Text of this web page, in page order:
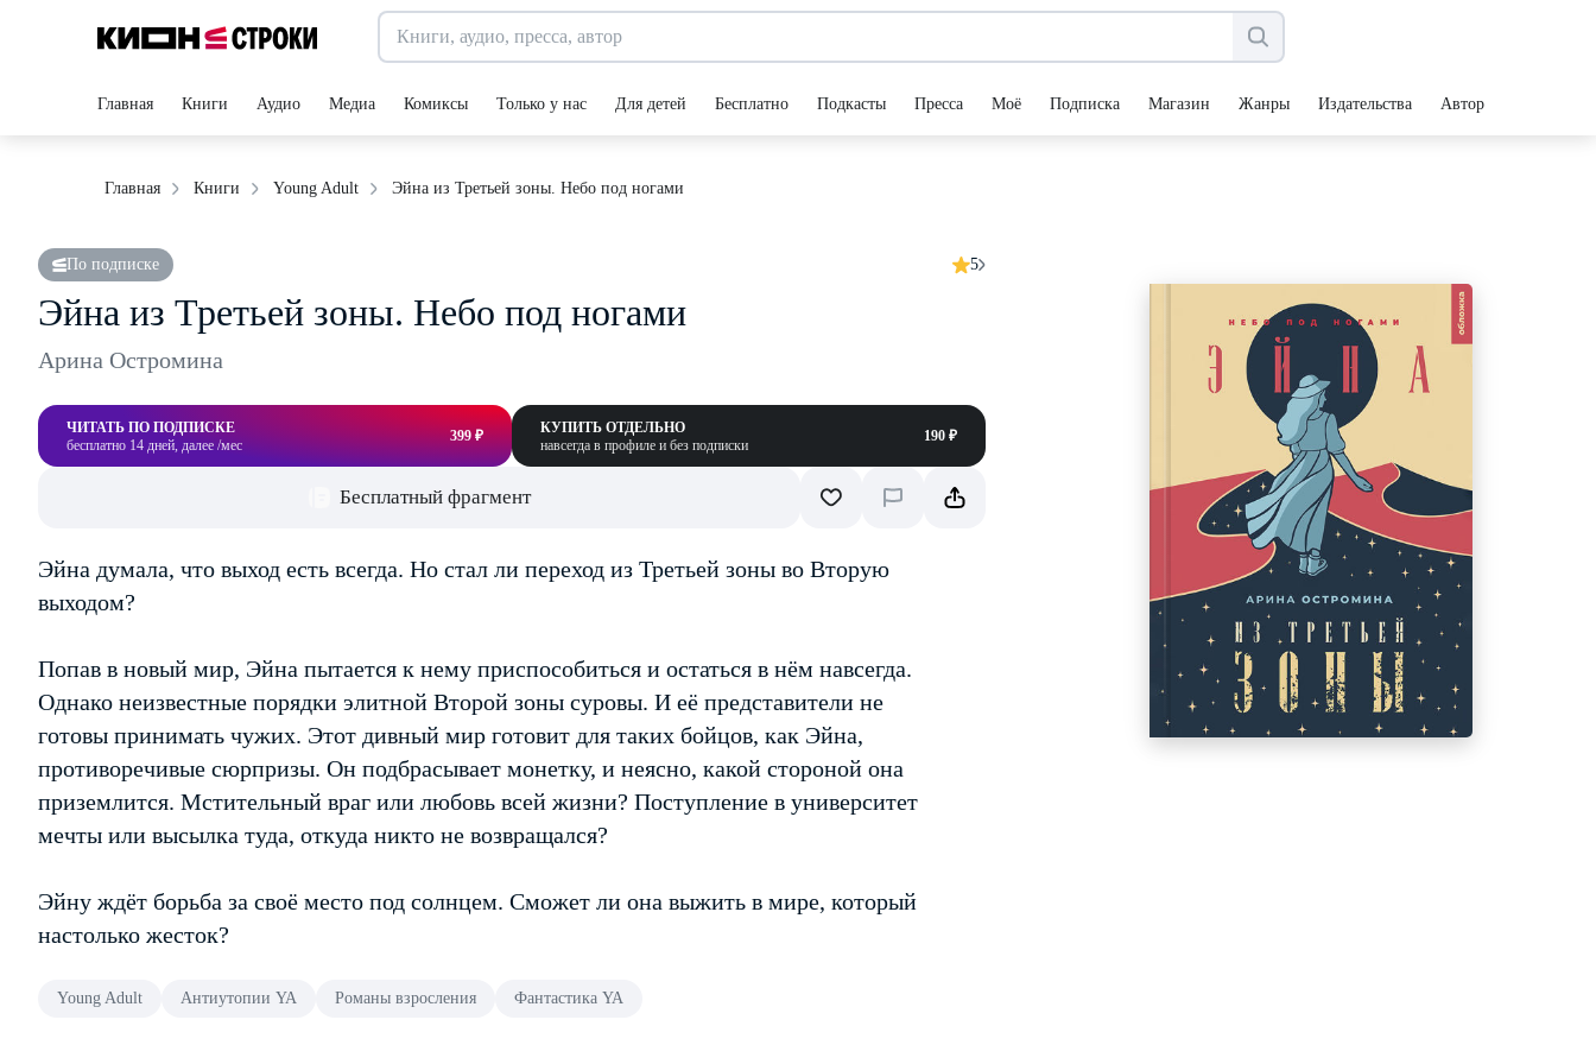
Главная Книги Аудио Медиа Комиксы Только у нас Для детей Бесплатно Подкасты Пресса Моё Подписка Магазин Жанры Издательства Авторы
Главная Книги Young Adult Эйна из Третьей зоны. Небо под ногами
По подписке 5
Эйна из Третьей зоны. Небо под ногами
Арина Остромина
ЧИТАТЬ ПО ПОДПИСКЕ
бесплатно 14 дней, далее /мес
399 ₽
КУПИТЬ ОТДЕЛЬНО
навсегда в профиле и без подписки
190 ₽
Бесплатный фрагмент
Эйна думала, что выход есть всегда. Но стал ли переход из Третьей зоны во Вторую
выходом?
Попав в новый мир, Эйна пытается к нему приспособиться и остаться в нём навсегда.
Однако неизвестные порядки элитной Второй зоны суровы. И её представители не
готовы принимать чужих. Этот дивный мир готовит для таких бойцов, как Эйна,
противоречивые сюрпризы. Он подбрасывает монетку, и неясно, какой стороной она
приземлится. Мстительный враг или любовь всей жизни? Поступление в университет
мечты или высылка туда, откуда никто не возвращался?
Эйну ждёт борьба за своё место под солнцем. Сможет ли она выжить в мире, который
настолько жесток?
Young Adult Антиутопии YA Романы взросления Фантастика YA